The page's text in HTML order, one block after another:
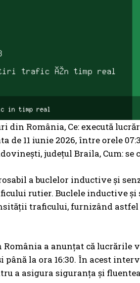
din România, Ce: execută
de 11 iunie 2026, între orele
județul Braila, Cum:
a buclelor inductive și
rutier. Buclele inductive
traficului, furnizând
a anunțat că
până la ora 16:30. În acest
a asigura siguranța și